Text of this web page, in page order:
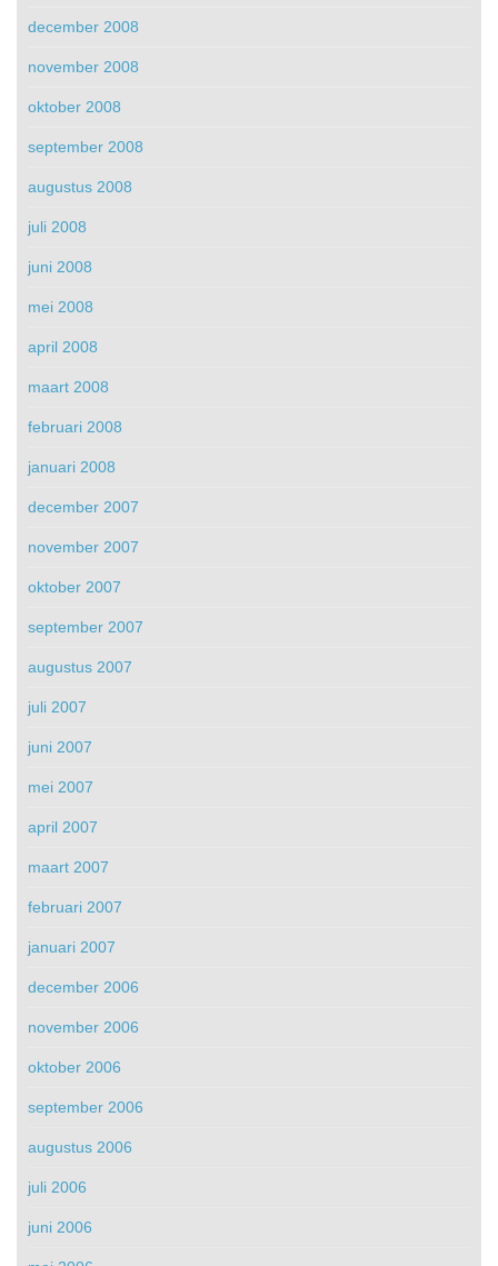
december 2008
november 2008
oktober 2008
september 2008
augustus 2008
juli 2008
juni 2008
mei 2008
april 2008
maart 2008
februari 2008
januari 2008
december 2007
november 2007
oktober 2007
september 2007
augustus 2007
juli 2007
juni 2007
mei 2007
april 2007
maart 2007
februari 2007
januari 2007
december 2006
november 2006
oktober 2006
september 2006
augustus 2006
juli 2006
juni 2006